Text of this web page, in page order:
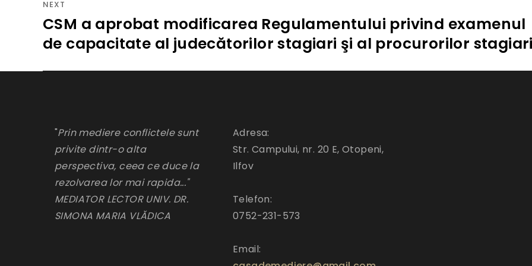
NEXT
Next
post:
CSM a aprobat modificarea Regulamentului privind examenul
de capacitate al judecătorilor stagiari şi al procurorilor
"Prin mediere conflictele sunt
privite dintr-o alta
perspectiva, ceea ce duce la
rezolvarea lor mai rapida..."
MEDIATOR LECTOR UNIV. DR.
SIMONA MARIA VLĂDICA
Adresa:
Str. Campului, nr. 20 E, Otopeni,
Ilfov
Telefon:
0752-231-573
Email: